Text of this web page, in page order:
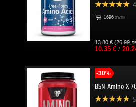
1696 пъти
13.80 € (26.99
10.35 €/
-30%
BSN Amino X